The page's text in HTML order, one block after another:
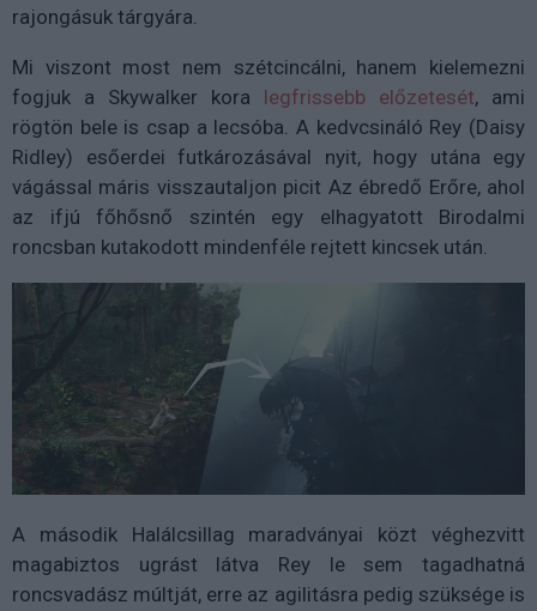
rajongásuk tárgyára.
Mi viszont most nem szétcincálni, hanem kielemezni
fogjuk a Skywalker kora legfrissebb előzetesét, ami
rögtön bele is csap a lecsóba. A kedvcsináló Rey (Daisy
Ridley) esőerdei futkározásával nyit, hogy utána egy
vágással máris visszautaljon picit Az ébredő Erőre, ahol
az ifjú főhősnő szintén egy elhagyatott Birodalmi
roncsban kutakodott mindenféle rejtett kincsek után.
A második Halálcsillag maradványai közt véghezvitt
magabiztos ugrást látva Rey le sem tagadhatná
roncsvadász múltját, erre az agilitásra pedig szüksége is